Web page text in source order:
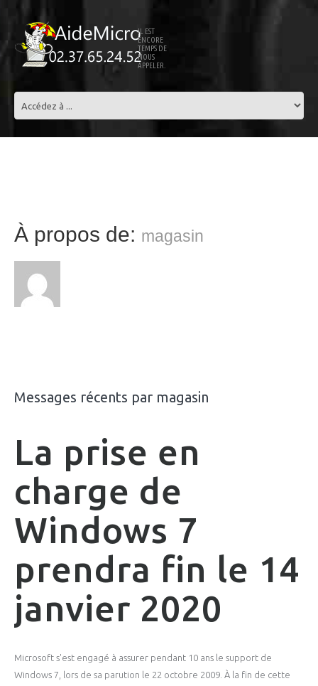
IL EST
ENCORE
TEMPS DE
NOUS
APPELER.
À propos de: magasin
Messages récents par magasin
La prise en
charge de
Windows 7
prendra fin le 14
janvier 2020
Microsoft s'est engagé à assurer pendant 10 ans le support de
Windows 7, lors de sa parution le 22 octobre 2009. À la fin de cette